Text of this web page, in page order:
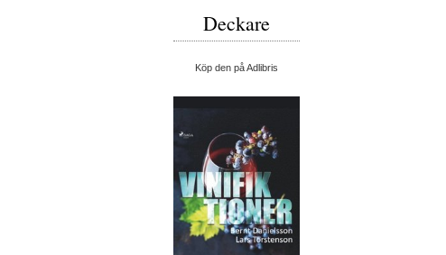
Deckare
Köp den på Adlibris